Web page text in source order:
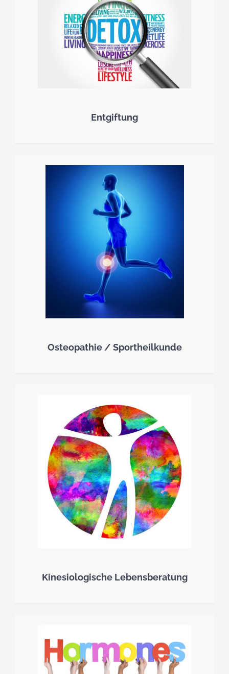
Entgiftung
Osteopathie / Sportheilkunde
Kinesiologische Lebensberatung